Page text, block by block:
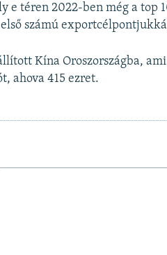
e téren 2022-ben még a top
számú
Kína Oroszországba,
ahova 415 ezret.